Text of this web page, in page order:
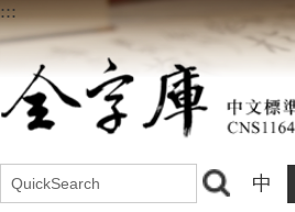
:::
中